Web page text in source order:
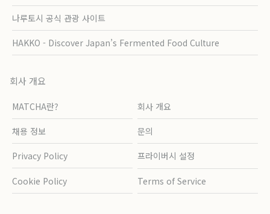
나루토시 공식 관광 사이트
HAKKO - Discover Japan’s Fermented Food Culture
회사 개요
MATCHA란? 회사 개요
채용 정보 문의
Privacy Policy 프라이버시 설정
Cookie Policy Terms of Service